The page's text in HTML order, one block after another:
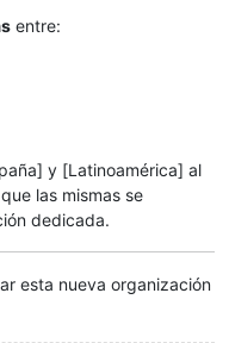
entre:
y [Latinoamérica] al
las mismas se
dedicada.
esta nueva organización